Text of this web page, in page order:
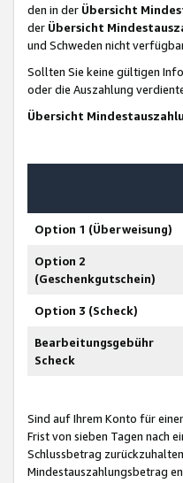
den in der Übersicht
der Übersicht
und Schweden nicht
Sollten Sie keine gültigen
oder die Auszahlung
Übersicht
Option 1 (Überweisung)
Option 2
(Geschenkgutschein)
Option 3 (Scheck)
Bearbeitungsgebühr
Scheck
Sind auf Ihrem Konto für
Frist von sieben Tagen nach
Schlussbetrag
Mindestauszahlungsbetrag